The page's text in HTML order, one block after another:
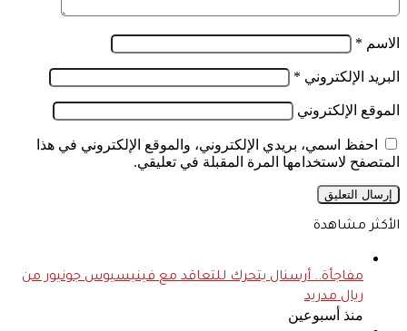
الاسم *
البريد الإلكتروني *
الموقع الإلكتروني
احفظ اسمي، بريدي الإلكتروني، والموقع الإلكتروني في هذا
المتصفح لاستخدامها المرة المقبلة في تعليقي.
الأكثر مشاهدة
مفاجأة.. أرسنال يتحرك للتعاقد مع فينيسيوس جونيور من
ريال مدريد
منذ أسبوعين